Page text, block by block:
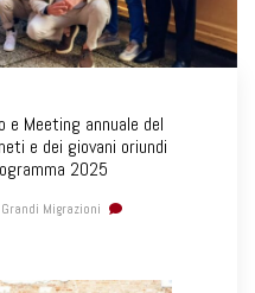
e Meeting annuale del
e dei giovani oriundi
2025
Migrazioni